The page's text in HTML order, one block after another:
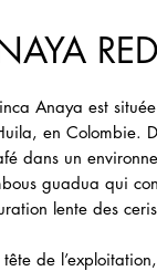
Anaya est
en Colombie.
dans un
guadua qui
lente des
de